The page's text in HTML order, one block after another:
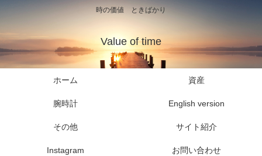
時の価値 ときばかり
Value of time
ホーム 資産
腕時計 English version
その他 サイト紹介
Instagram お問い合わせ